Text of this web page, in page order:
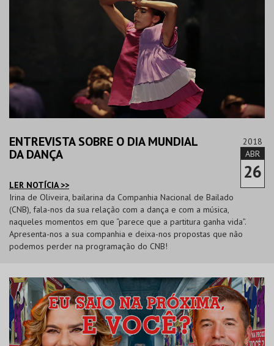
ENTREVISTA SOBRE O DIA MUNDIAL
DA DANÇA
LER NOTÍCIA >>
2018
ABR
26
Irina de Oliveira, bailarina da Companhia Nacional de Bailado
(CNB), fala-nos da sua relação com a dança e com a música,
naqueles momentos em que “parece que a partitura ganha vida”.
Apresenta-nos a sua companhia e deixa-nos propostas que não
podemos perder na programação do CNB!